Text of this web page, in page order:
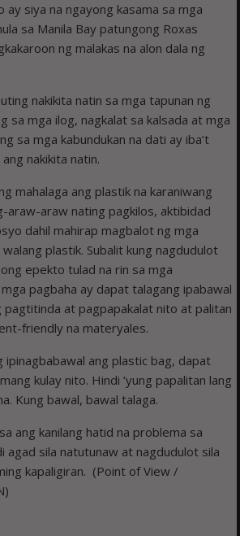
ay siya na ngayong kasama sa mga
sa Manila Bay patu­ngong Roxas
ng malakas na alon dala ng
nakikita natin sa mga tapunan ng
sa mga ilog, nagkalat sa kalsada at mga
sa mga kabundukan na dati ay iba’t
nakikita natin.
mahalaga ang plastik na karaniwang
araw-araw na­ting pagkilos, aktibidad
dahil mahirap magbalot ng mga
plastik. Subalit kung nagdudulot
epekto tulad na rin sa mga
pagbaha ay dapat talagang ipabawal
pagtitinda at pagpapakalat nito at palitan
friendly na materyales.
ipinagbabawal ang plastic bag, dapat
kulay nito. Hindi ‘yung papalitan lang
Kung bawal, bawal talaga.
ang kanilang hatid na pro­blema sa
agad sila natutunaw at nagdudulot sila
kapaligiran. (Point of View /